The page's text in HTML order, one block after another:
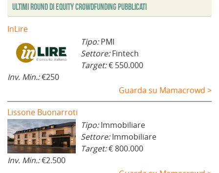
Ultimi Round di Equity Crowdfunding Pubblicati
InLire
Tipo:PMI
Settore:Fintech
Target:€ 550.000
Inv. Min.:€250
Guarda su Mamacrowd >
Lissone Buonarroti
Tipo:Immobiliare
Settore:Immobiliare
Target:€ 800.000
Inv. Min.:€2.500